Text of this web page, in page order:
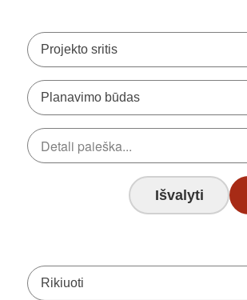
Projekto sritis
Planavimo būdas
Išvalyti
Rikiuoti